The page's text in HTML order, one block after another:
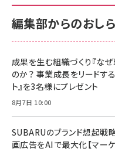
編集部からのおし
成果を生む組織づくり『な
のか？ 事業成長をリードす
ト』を3名様にプレゼント
8月7日 10:00
SUBARUのブランド想起戦
画広告をAIで最大化【マー